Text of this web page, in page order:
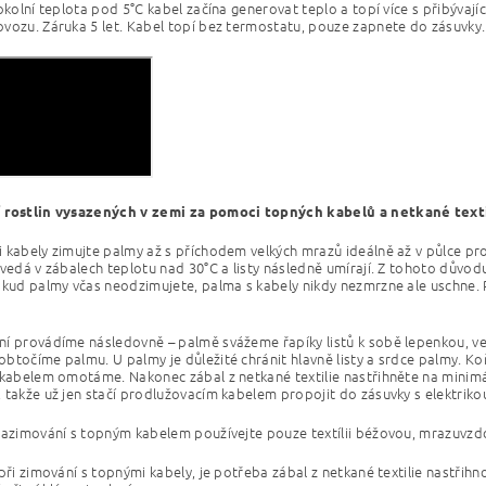
teplota pod 5°C kabel začína generovat teplo a topí více s
Záruka 5 let. Kabel topí bez termostatu, pouze zapnete do
rostlin vysazených v zemi za pomoci topných kabelů a netkané
kabely zimujte palmy až s příchodem velkých mrazů ideálně až v půlce
v zábalech teplotu nad 30°C a listy následně umírají. Z tohoto
palmy včas neodzimujete, palma s kabely nikdy nezmrzne ale
provádíme následovně – palmě svážeme řapíky listů k sobě lepenkou,
palmu. U palmy je důležité chránit hlavně listy a srdce palmy.
omotáme. Nakonec zábal z netkané textilie nastřihněte na
takže už jen stačí prodlužovacím kabelem propojit do zásuvky s
s topným kabelem používejte pouze textílii béžovou,
zimování s topnými kabely, je potřeba zábal z netkané textilie